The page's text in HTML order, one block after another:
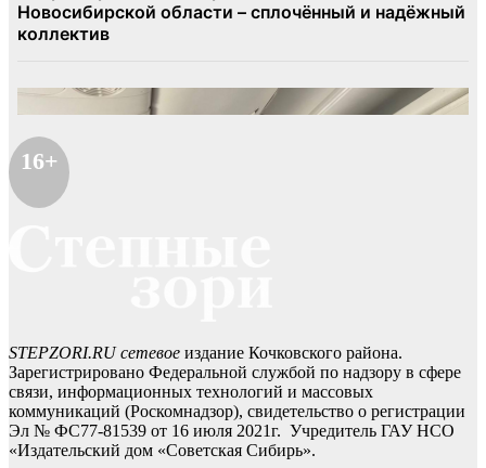
16+
STEPZORI.RU сетевое издание Кочковского района.
Зарегистрировано Федеральной службой по надзору в сфере
связи, информационных технологий и массовых
коммуникаций (Роскомнадзор), свидетельство о регистрации
Эл № ФС77-81539 от 16 июля 2021г. Учредитель ГАУ НСО
«Издательский дом «Советская Сибирь».